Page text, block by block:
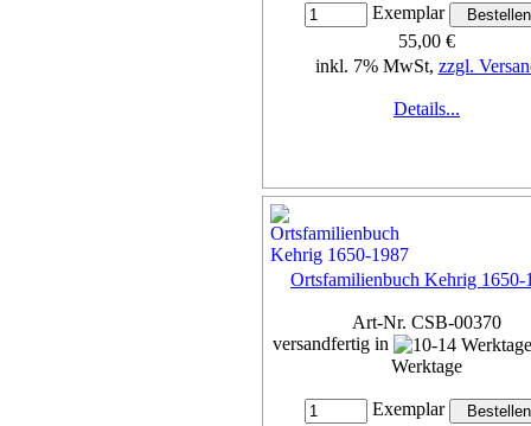
Exemplar
55,00 €
inkl. 7% MwSt, zzgl.
Details...
Ortsfamilienbuch Kehrig 1650-
Art-Nr. CSB-00370
versandfertig in
Werktage
Exemplar